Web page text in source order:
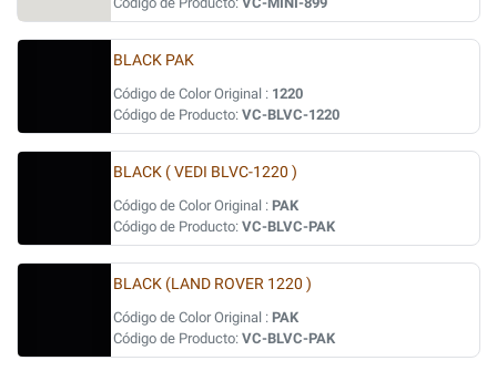
BLACK PAK
Código de Color Original : 1220
Código de Producto: VC-BLVC-1220
BLACK ( VEDI BLVC-1220 )
Código de Color Original : PAK
Código de Producto: VC-BLVC-PAK
BLACK (LAND ROVER 1220 )
Código de Color Original : PAK
Código de Producto: VC-BLVC-PAK